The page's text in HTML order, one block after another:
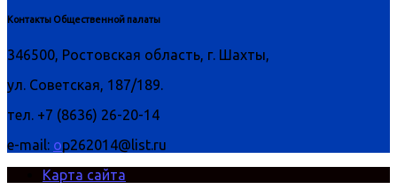
Контакты Общественной палаты
346500, Ростовская область, г. Шахты,
ул. Советская, 187/189.
тел. +7 (8636) 26-20-14
e-mail: op262014@list.ru
Карта сайта